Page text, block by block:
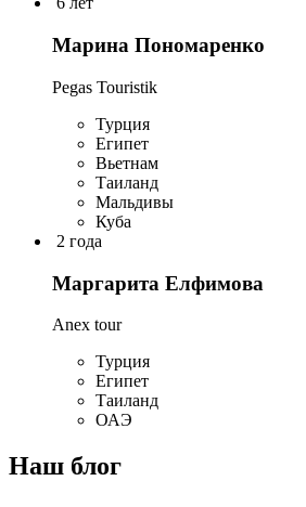
Марина Пономаренко
Pegas Touristik
Турция
Египет
Вьетнам
Таиланд
Мальдивы
Куба
2 года
Маргарита Елфимова
Anex tour
Турция
Египет
Таиланд
ОАЭ
Наш блог